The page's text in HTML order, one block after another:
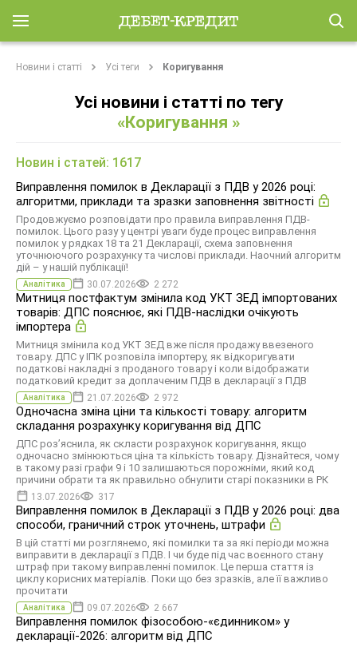
Новини і статті Усі теги Коригування
Усі новини і статті по тегу
«Коригування »
Новин і статей: 1617
Виправлення помилок в Декларації з ПДВ у 2026 році:
алгоритми, приклади та зразки заповнення звітності
Продовжуємо розповідати про правила виправлення ПДВ-
помилок. Цього разу у центрі уваги буде процес виправлення
помилок у рядках 18 та 21 Декларації, схема заповнення
уточнюючого розрахунку та числові приклади. Наочний алгоритм
дій – у нашій публікації!
Аналітика 30.07.2026 2 272
Митниця постфактум змінила код УКТ ЗЕД імпортованих
товарів: ДПС пояснює, які ПДВ-наслідки очікують
імпортера
Митниця змінила код УКТ ЗЕД вже після продажу ввезеного
товару. ДПС у ІПК розповіла імпортеру, як відкоригувати
податкові накладні з проданого товару і коли відображати
податковий кредит за доплаченим ПДВ в декларації з ПДВ
Аналітика 21.07.2026 2 972
Одночасна зміна ціни та кількості товару: алгоритм
складання розрахунку коригування від ДПС
ДПС роз’яснила, як скласти розрахунок коригування, якщо
одночасно змінюються ціна та кількість товару. Дізнайтеся, чому
в такому разі графи 9 і 10 залишаються порожніми, який код
причини обрати та як правильно обнулити старі показники в РК
13.07.2026 317
Виправлення помилок в Декларації з ПДВ у 2026 році: два
способи, граничний строк уточнень, штрафи
В цій статті ми розглянемо, які помилки та за які періоди можна
виправити в декларації з ПДВ. І чи буде під час воєнного стану
штраф при такому виправленні помилок. Це перша стаття із
циклу корисних матеріалів. Поки що без зразків, але її важливо
прочитати
Аналітика 09.07.2026 2 667
Виправлення помилок фізособою-«єдинником» у
декларації-2026: алгоритм від ДПС